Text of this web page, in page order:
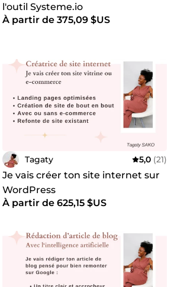
l'outil Systeme.io
À partir de 375,09 $US
Tagaty 5,0 (21)
Je vais créer ton site internet sur
WordPress
À partir de 625,15 $US